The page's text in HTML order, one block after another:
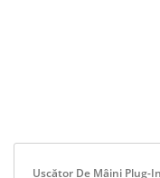
Uscător De Mâini Plug-